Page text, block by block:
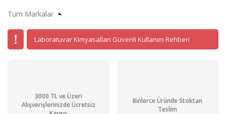
Tüm Markalar
Laboratuvar Kimyasalları Güvenli Kullanım Rehberi
3000 TL ve Üzeri
Alışverişlerinizde Ücretsiz
Binlerce Üründe Stoktan
Teslim